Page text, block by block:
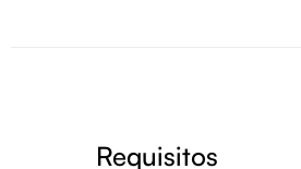
Requisitos